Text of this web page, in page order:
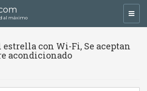
al máximo
con Wi-Fi, Se aceptan
acondicionado